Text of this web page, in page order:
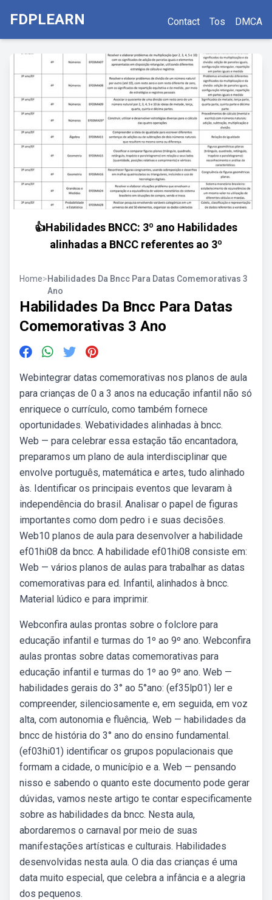
FDPLEARN Contact Tos DMCA
👍Habilidades BNCC: 3º ano Habilidades
alinhadas a BNCC referentes ao 3º
Home>Habilidades Da Bncc Para Datas Comemorativas 3
Ano
Habilidades Da Bncc Para Datas
Comemorativas 3 Ano
Webintegrar datas comemorativas nos planos de aula
para crianças de 0 a 3 anos na educação infantil não só
enriquece o currículo, como também fornece
oportunidades. Webatividades alinhadas à bncc.
Web — para celebrar essa estação tão encantadora,
preparamos um plano de aula interdisciplinar que
envolve português, matemática e artes, tudo alinhado
às. Identificar os principais eventos que levaram à
independência do brasil. Analisar o papel de figuras
importantes como dom pedro i e suas decisões.
Web10 planos de aula para desenvolver a habilidade
ef01hi08 da bncc. A habilidade ef01hi08 consiste em:
Web — vários planos de aulas para trabalhar as datas
comemorativas para ed. Infantil, alinhados à bncc.
Material lúdico e para imprimir.
Webconfira aulas prontas sobre o folclore para
educação infantil e turmas do 1º ao 9º ano. Webconfira
aulas prontas sobre datas comemorativas para
educação infantil e turmas do 1º ao 9º ano. Web —
habilidades gerais do 3° ao 5°ano: (ef35lp01) ler e
compreender, silenciosamente e, em seguida, em voz
alta, com autonomia e fluência,. Web — habilidades da
bncc de história do 3° ano do ensino fundamental.
(ef03hi01) identificar os grupos populacionais que
formam a cidade, o município e a. Web — pensando
nisso e sabendo o quanto este documento pode gerar
dúvidas, vamos neste artigo te contar especificamente
sobre as habilidades da bncc. Nesta aula,
abordaremos o carnaval por meio de suas
manifestações artísticas e culturais. Habilidades
desenvolvidas nesta aula. O dia das crianças é uma
data muito especial, que celebra a infância e a alegria
dos pequenos.